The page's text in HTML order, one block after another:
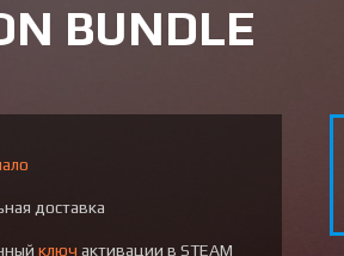
BUNDLE
доставка
ключ активации в STEAM